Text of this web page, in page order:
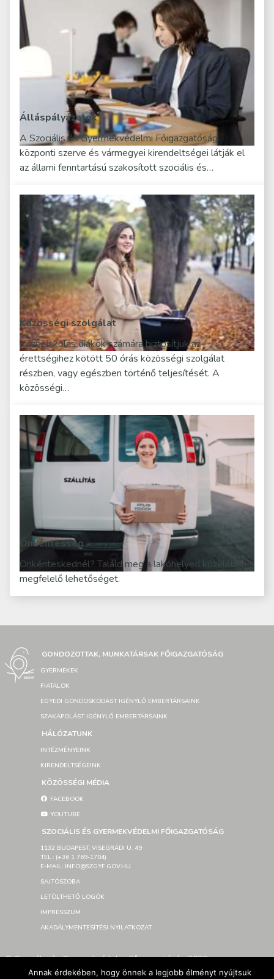
Álláspályázatok
A Szociális és Gyermekvédelmi Főigazgatóság
központi szerve és vármegyei kirendeltségei látják el
az állami fenntartású szakosított szociális és…
Közösségi szolgálat
Középiskolás diákok számára biztosítjuk az
érettségihez kötött 50 órás közösségi szolgálat
részben, vagy egészben történő teljesítését. A
közösségi…
Önkéntesség
Önkénteskednél? Találd meg a lakóhelyed közelében a
megfelelő lehetőséget.
GONDOZOTTAK, MUNKATÁRSAK FŐIGAZGATÓSÁG
GYERMEKEK
FIATALOK
EGYEDI GONDOSKODÁST IGÉNYLŐ EMBERTÁRSAINK
SZAKÁPOLÁST IGÉNYLŐ EMBERTÁRSAINK
HÁLÓZATUNK
INTÉZMÉNYEINK
KIRENDELTSÉGEINK
KÖZÖSSÉGI MÉDIA
FACEBOOK
YOUTUBE
SZOCIÁLIS ÉS GYERMEKVÉDELMI FŐIGAZGATÓSÁG
1132 BUDAPEST, VISEGRÁDI U. 49
TEL.: (+36 1 769-1704)
E-MAIL: INFO@SZGYF.GOV.HU
SAJTÓSZOBA
LETÖLTHETŐ LOGÓK
IMPRESSZUM
AKADÁLYMENTESÍTÉSI NYILATKOZAT
© Szociális és Gyermekvédelmi Főigazgatóság 2026 –
Developed By SzGyF
Annak érdekében, hogy önnek a legjobb élményt nyújtsuk